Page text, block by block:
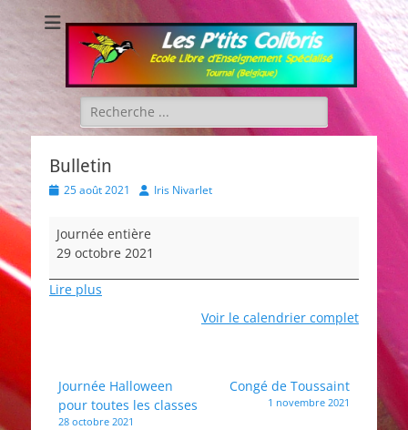
Les P'tits Colibris
Rechercher :
Bulletin
Posted
25 août 2021 AuthorIris Nivarlet
Bulletin
Journée entière
29 octobre 2021
Lire plus
Voir le calendrier complet
Navigation
de
Journée Halloween
pour toutes les classes
28 octobre 2021
Congé de Toussaint
1 novembre 2021